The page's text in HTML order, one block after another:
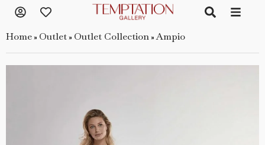
Home» Outlet» Outlet Collection»Ampio